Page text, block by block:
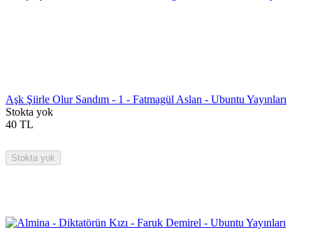
Aşk Şiirle Olur Sandım - 1 - Fatmagül Aslan - Ubuntu Yayınları
Stokta yok
40 TL
Stokta yok